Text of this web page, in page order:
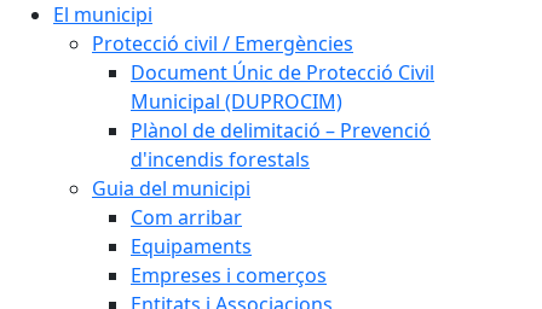
El municipi
Protecció civil / Emergències
Document Únic de Protecció Civil
Municipal (DUPROCIM)
Plànol de delimitació – Prevenció
d'incendis forestals
Guia del municipi
Com arribar
Equipaments
Empreses i comerços